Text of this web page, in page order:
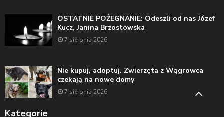
OSTATNIE POŻEGNANIE: Odeszli od nas Józef
Kucz, Janina Brzostowska
7 sierpnia 2026
Nie kupuj, adoptuj. Zwierzęta z Wągrowca
czekają na nowe domy
7 sierpnia 2026
Kategorie